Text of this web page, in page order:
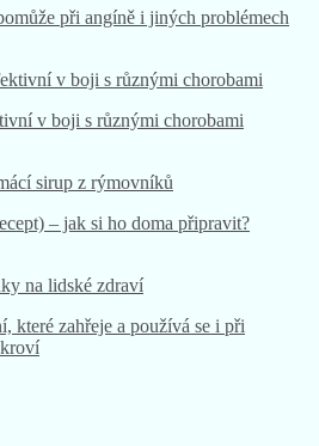
při angíně i jiných problémech
v boji s různými chorobami
– jak si ho doma připravit?
které zahřeje a používá se i při